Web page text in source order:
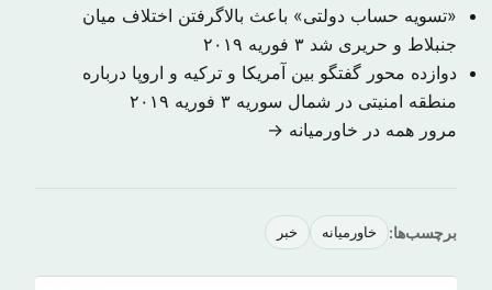
«تسویه حساب دولتی» باعث بالاگرفتن اختلاف میان
جنبلاط و حریری شد ۳ فوریه ۲۰۱۹
دوازده محور گفتگو بین آمریکا و ترکیه و اروپا درباره
منطقه امنیتی در شمال سوریه ۳ فوریه ۲۰۱۹
مرور همه در خاورمیانه →
برچسب‌ها: خاورمیانه خبر